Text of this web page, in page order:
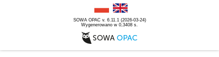
SOWA OPAC v. 6.11.1 (2026-03-24)
Wygenerowano w 0,3408 s.